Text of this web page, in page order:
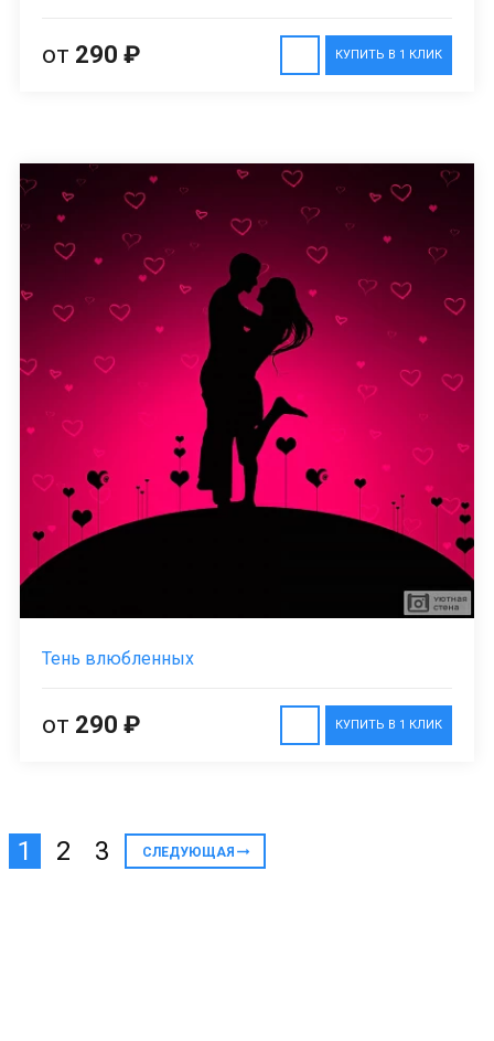
КУПИТЬ В 1 КЛИК
от 290 ₽
Тень влюбленных
КУПИТЬ В 1 КЛИК
от 290 ₽
1 2 3 СЛЕДУЮЩАЯ